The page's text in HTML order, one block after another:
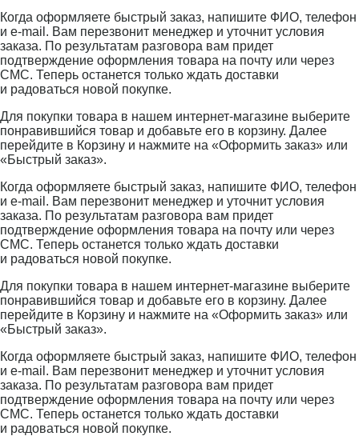
Когда оформляете быстрый заказ, напишите ФИО, телефон
и e-mail. Вам перезвонит менеджер и уточнит условия
заказа. По результатам разговора вам придет
подтверждение оформления товара на почту или через
СМС. Теперь останется только ждать доставки
и радоваться новой покупке.
Для покупки товара в нашем интернет-магазине выберите
понравившийся товар и добавьте его в корзину. Далее
перейдите в Корзину и нажмите на «Оформить заказ» или
«Быстрый заказ».
Когда оформляете быстрый заказ, напишите ФИО, телефон
и e-mail. Вам перезвонит менеджер и уточнит условия
заказа. По результатам разговора вам придет
подтверждение оформления товара на почту или через
СМС. Теперь останется только ждать доставки
и радоваться новой покупке.
Для покупки товара в нашем интернет-магазине выберите
понравившийся товар и добавьте его в корзину. Далее
перейдите в Корзину и нажмите на «Оформить заказ» или
«Быстрый заказ».
Когда оформляете быстрый заказ, напишите ФИО, телефон
и e-mail. Вам перезвонит менеджер и уточнит условия
заказа. По результатам разговора вам придет
подтверждение оформления товара на почту или через
СМС. Теперь останется только ждать доставки
и радоваться новой покупке.